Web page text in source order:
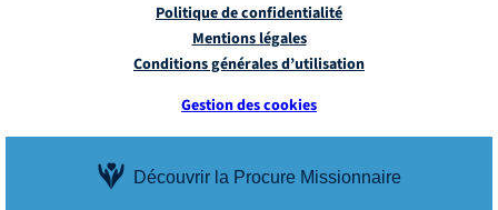
Découvrir la Procure Missionnaire
Politique de confidentialité
Mentions légales
Conditions générales d’utilisation
Gestion des cookies